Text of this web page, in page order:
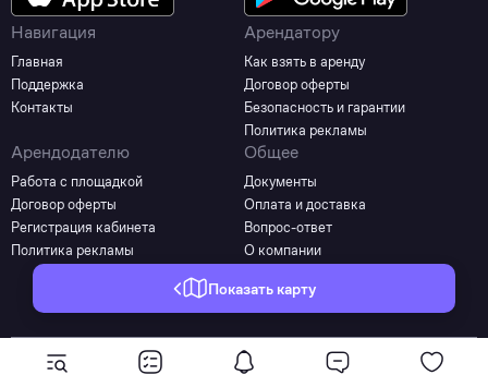
Показать карту
Навигация
Главная
Поддержка
Контакты
Арендатору
Как взять в аренду
Договор оферты
Безопасность и гарантии
Политика рекламы
Арендодателю
Работа с площадкой
Договор оферты
Регистрация кабинета
Политика рекламы
Общее
Документы
Оплата и доставка
Вопрос-ответ
О компании